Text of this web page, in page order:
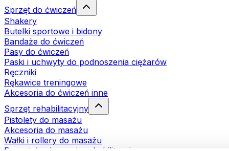
Sprzęt do ćwiczeń
Shakery
Butelki sportowe i bidony
Bandaże do ćwiczeń
Pasy do ćwiczeń
Paski i uchwyty do podnoszenia ciężarów
Ręczniki
Rękawice treningowe
Akcesoria do ćwiczeń inne
Sprzęt rehabilitacyjny
Pistolety do masażu
Akcesoria do masażu
Wałki i rollery do masażu